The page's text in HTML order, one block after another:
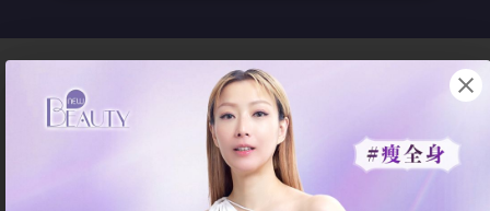
現在究竟誰還在信瑜珈可
以減肥？